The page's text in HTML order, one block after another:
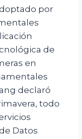
por
de
en
declaró
todo
Datos